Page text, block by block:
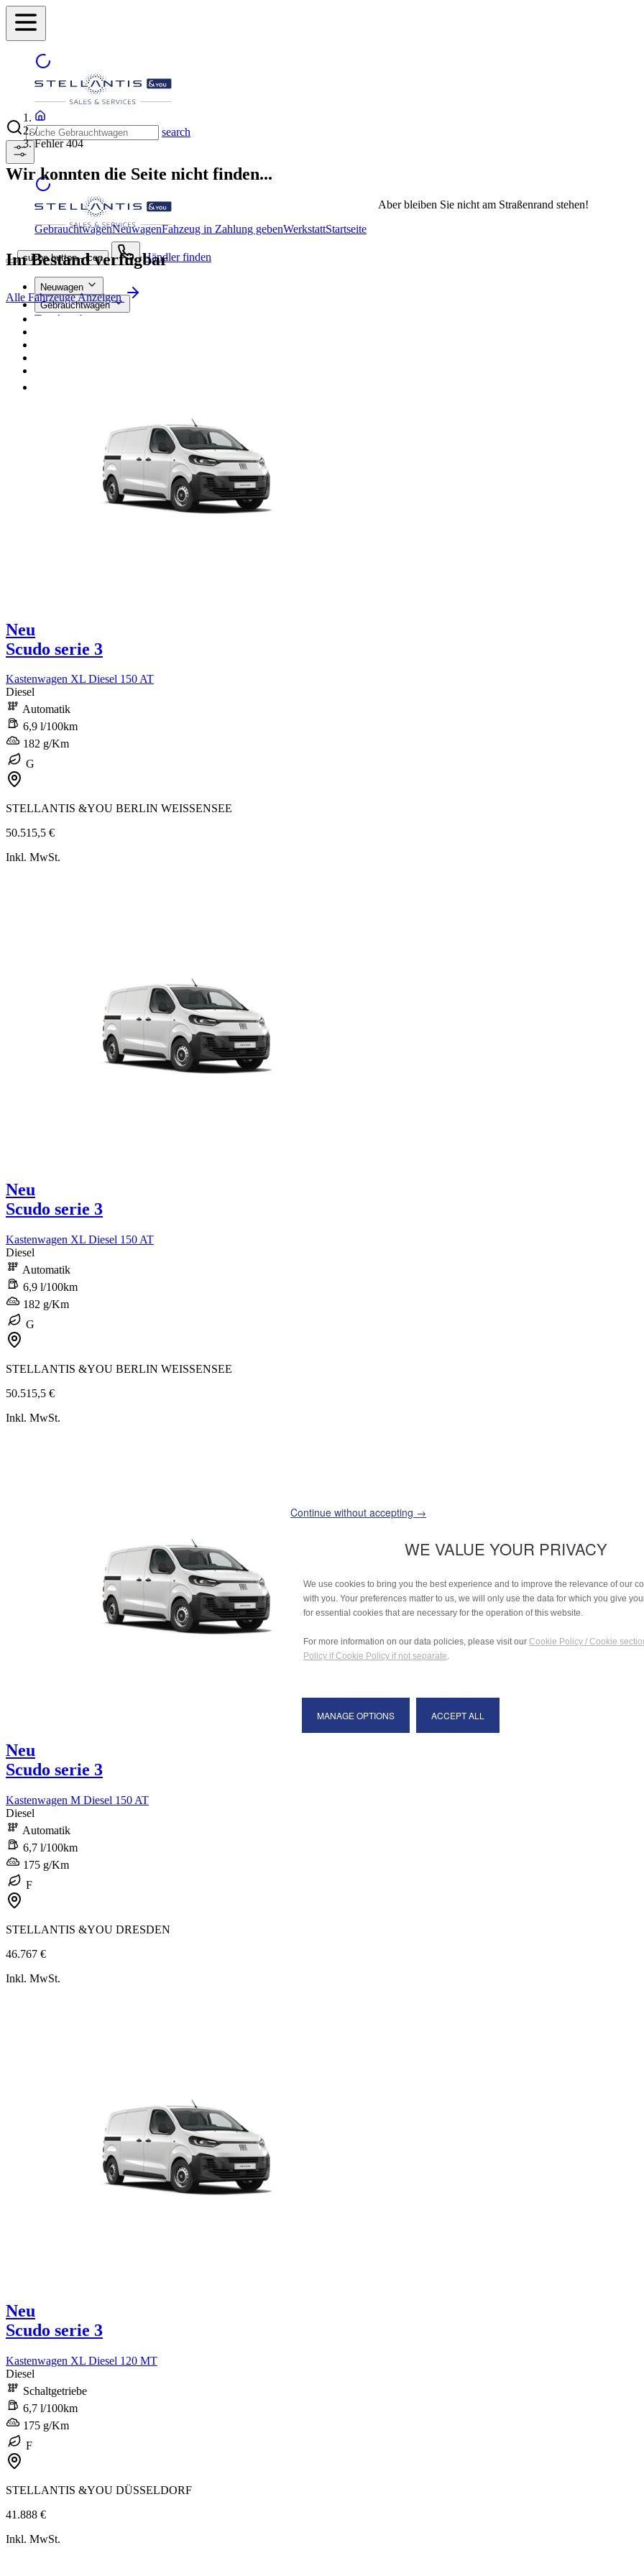
search
suche button - icon Händler finden
Neuwagen
Gebrauchtwagen
Top Angebote
/
Fehler 404
Wir konnten die Seite nicht finden...
Aber bleiben Sie nicht am Straßenrand stehen!
GebrauchtwagenNeuwagenFahzeug in Zahlung gebenWerkstattStartseite
Im Bestand verfügbar
Alle Fahrzeuge Anzeigen
Neu
Scudo serie 3
Kastenwagen XL Diesel 150 AT
Diesel
Automatik
6,9 l/100km
182 g/Km
G
STELLANTIS &YOU BERLIN WEISSENSEE
50.515,5 €
Inkl. MwSt.
Neu
Scudo serie 3
Kastenwagen XL Diesel 150 AT
Diesel
Automatik
6,9 l/100km
182 g/Km
G
STELLANTIS &YOU BERLIN WEISSENSEE
50.515,5 €
Inkl. MwSt.
Neu
Scudo serie 3
Kastenwagen M Diesel 150 AT
Diesel
Automatik
6,7 l/100km
175 g/Km
F
STELLANTIS &YOU DRESDEN
46.767 €
Inkl. MwSt.
Neu
Scudo serie 3
Kastenwagen XL Diesel 120 MT
Diesel
Schaltgetriebe
6,7 l/100km
175 g/Km
F
STELLANTIS &YOU DÜSSELDORF
41.888 €
Inkl. MwSt.
Continue without accepting →
WE VALUE YOUR PRIVACY
We use cookies to bring you the best experience and to improve the relevance of our
with you. Your preferences matter to us, we will only use the data for which you give
for essential cookies that are necessary for the operation of this website.
For more information on our data policies, please visit our Cookie Policy / Cookie
Policy if Cookie Policy if not separate.
MANAGE OPTIONS ACCEPT ALL